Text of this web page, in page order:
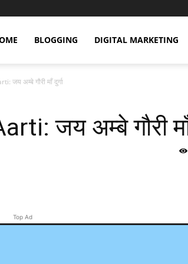
BLOGGING DIGITAL MARKETING
जय अम्बे गौरी माँ दुर्गा
जय अम्बे गौरी माँ
Top Ad